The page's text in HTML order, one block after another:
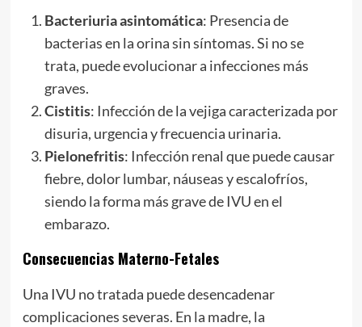
Bacteriuria asintomática: Presencia de
bacterias en la orina sin síntomas. Si no se
trata, puede evolucionar a infecciones más
graves.
Cistitis: Infección de la vejiga caracterizada por
disuria, urgencia y frecuencia urinaria.
Pielonefritis: Infección renal que puede causar
fiebre, dolor lumbar, náuseas y escalofríos,
siendo la forma más grave de IVU en el
embarazo.
Consecuencias Materno-Fetales
Una IVU no tratada puede desencadenar
complicaciones severas. En la madre, la